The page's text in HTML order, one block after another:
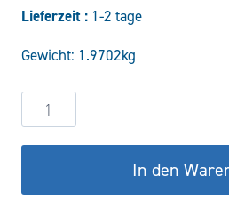
war:
306,88 €
Lieferzeit : 1-2 tage
Gewicht: 1.9702kg
2/2-
Wege
Sitzventil
34-
In den